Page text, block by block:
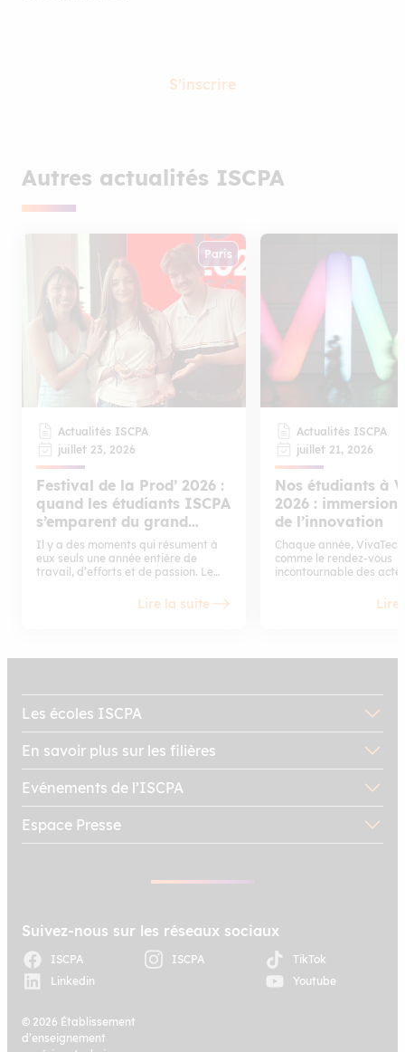
S’inscrire
Autres actualités ISCPA
Paris
Actualités ISCPA
juillet 23, 2026
Festival de la Prod’ 2026 :
quand les étudiants ISCPA
s’emparent du grand
écran
Il y a des moments qui résument à
eux seuls une année entière de
travail, d’efforts et de passion. Le
Rendez-vous incontournable de la
filière Production de l’ISCPA, cet
Lire la suite
Actualités ISCPA
juillet 21, 2026
Nos étudiants à
2026 :
de l’innovation
Chaque année, VivaTech
comme le rendez-vous
incontournable des
artificielle et de la tech
2026, nos étudiants ont
Lire
Les écoles ISCPA
En savoir plus sur les filières
Evénements de l’ISCPA
Espace Presse
Suivez-nous sur les réseaux sociaux
ISCPA ISCPA
TikTok
Linkedin
Youtube
© 2026 Établissement
d’enseignement